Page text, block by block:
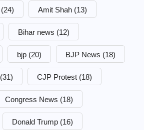
(24) Amit Shah (13)
Bihar news (12)
bjp (20) BJP News (18)
(31) CJP Protest (18)
Congress News (18)
Donald Trump (16)